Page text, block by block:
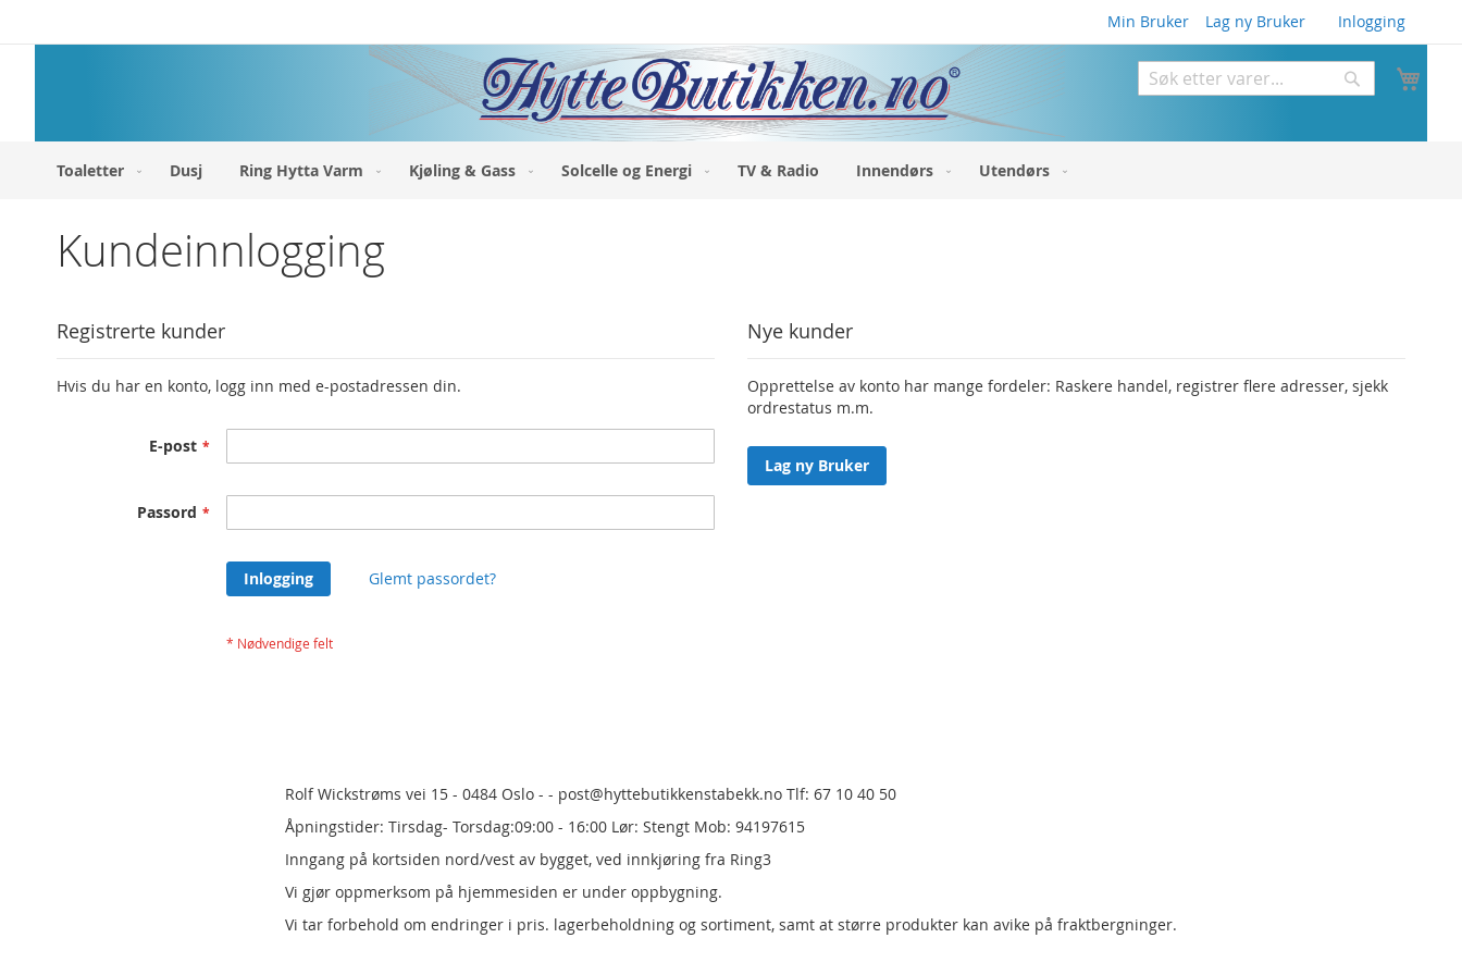
Min Bruker Inlogging
Lag ny Bruker
til
Søk
Toaletter Dusj Ring Hytta Varm Kjøling & Gass Solcelle og Energi TV & Radio Innendørs Utendørs
Kundeinnlogging
Registrerte kunder
Hvis du har en konto, logg inn med e-postadressen din.
E-post
Passord
Inlogging Glemt passordet?
Nye kunder
Opprettelse av konto har mange fordeler: Raskere handel, registrer flere adresser, sjekk
ordrestatus m.m.
Lag ny Bruker
Rolf Wickstrøms vei 15 - 0484 Oslo - - post@hyttebutikkenstabekk.no Tlf: 67 10 40 50
Åpningstider: Tirsdag- Torsdag:09:00 - 16:00 Lør: Stengt Mob: 94197615
Inngang på kortsiden nord/vest av bygget, ved innkjøring fra Ring3
Vi gjør oppmerksom på hjemmesiden er under oppbygning.
Vi tar forbehold om endringer i pris. lagerbeholdning og sortiment, samt at større produkter kan avike på fraktbergninger.